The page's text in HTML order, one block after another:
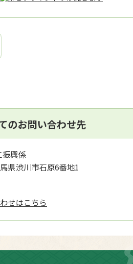
のお問い合わせ先
振興係
県渋川市石原6番地1
せはこちら